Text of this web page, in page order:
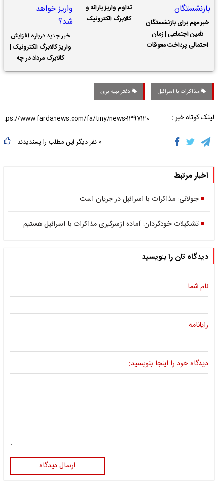
خبر مهم برای بازنشستگان
تأمین اجتماعی | زمان
احتمالی پرداخت معوقات
تداوم واریز یارانه و
کالابرگ الکترونیک
خبر جدید درباره افزایش
واریز کالابرگ الکترونیک |
کالابرگ مرداد در چه
تاریخی واریز خواهد شد؟
مذاکرات با اسرائیل دفتر نبیه بری
لینک کوتاه خبر :
۰ نفر دیگر این مطلب را پسندیدند
اخبار مرتبط
جولانی: مذاکرات با اسرائیل در جریان است
تشکیلات خودگردان: آماده ازسرگیری مذاکرات با اسرائیل هستیم
دیدگاه تان را بنویسید
نام شما
رایانامه
دیدگاه خود را اینجا بنویسید:
ارسال دیدگاه